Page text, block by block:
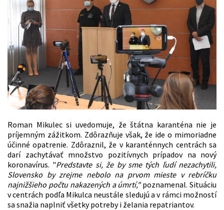
Roman Mikulec si uvedomuje, že štátna karanténa nie je
príjemným zážitkom. Zdôrazňuje však, že ide o mimoriadne
účinné opatrenie. Zdôraznil, že v karanténnych centrách sa
darí zachytávať množstvo pozitívnych prípadov na nový
koronavírus. "Predstavte si, že by sme tých ľudí nezachytili,
Slovensko by zrejme nebolo na prvom mieste v rebríčku
najnižšieho počtu nakazených a úmrtí,"poznamenal. Situáciu
v centrách podľa Mikulca neustále sledujú a v rámci možností
sa snažia naplniť všetky potreby i želania repatriantov.